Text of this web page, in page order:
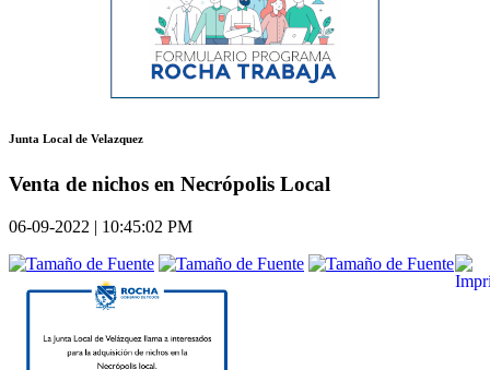
Junta Local de Velazquez
Venta de nichos en Necrópolis Local
06-09-2022 | 10:45:02 PM